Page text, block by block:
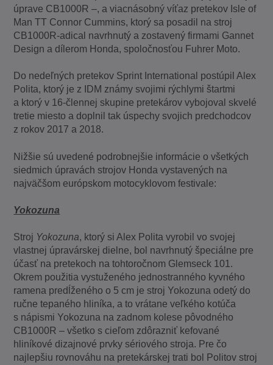
úprave CB1000R –, a viacnásobný víťaz pretekov Isle of
Man TT Connor Cummins, ktorý sa posadil na stroj
CB1000R-adical navrhnutý a zostavený firmami Gannet
Design a dílerom Honda, spoločnosťou Fuhrer Moto.
Do nedeľných pretekov Sprint International postúpil Alex
Polita, ktorý je z IDM známy svojimi rýchlymi štartmi
a ktorý v 16-člennej skupine pretekárov vybojoval skvelé
tretie miesto a doplnil tak úspechy svojich predchodcov
z rokov 2017 a 2018.
Nižšie sú uvedené podrobnejšie informácie o všetkých
siedmich úpravách strojov Honda vystavených na
najväčšom európskom motocyklovom festivale:
Yokozuna
Stroj Yokozuna, ktorý si Alex Polita vyrobil vo svojej
vlastnej úpravárskej dielne, bol navrhnutý špeciálne pre
účasť na pretekoch na tohtoročnom Glemseck 101.
Okrem použitia vystuženého jednostranného kyvného
ramena predĺženého o 5 cm je stroj Yokozuna odetý do
ručne tepaného hliníka, a to vrátane veľkého kotúča
s nápismi Yokozuna na zadnom kolese pôvodného
CB1000R – všetko s cieľom zdôrazniť kefované
hliníkové dizajnové prvky sériového stroja. Pre čo
najlepšiu rovnováhu na pretekárskej trati bol Politov stroj